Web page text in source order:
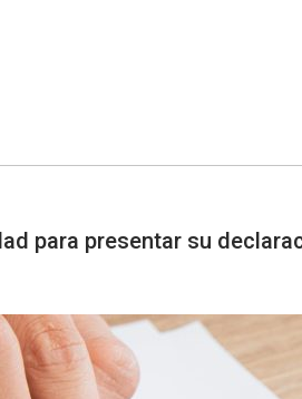
para presentar su